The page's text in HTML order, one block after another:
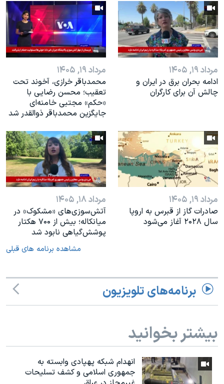
مرداد ۱۹, ۱۴۰۵
ادامه بحران برق در ایران و
چالش آن برای کارگران
مرداد ۱۹, ۱۴۰۵
محمدباقر خرازی، آخوند تحت
تعقیب؛ محسن رضایی با
«حکم» مجتبی خامنه‌ای
جایگزین محمدباقر ذوالقدر شد
مرداد ۱۹, ۱۴۰۵
صادرات گاز از قبرس به اروپا
سال ۲۰۲۸ آغاز می‌شود
مرداد ۱۸, ۱۴۰۵
آتش‌سوزی‌های «مشکوک» در
میانکاله؛ بیش از ۷۰۰ هکتار
پوشش‌گیاهی نابود شد
مشاهده برنامه های قبلی
برنامه‌های تلویزیون
بیشتر بخوانید
انهدام شبکه پهپادی وابسته به
جمهوری اسلامی و کشف تسلیحات